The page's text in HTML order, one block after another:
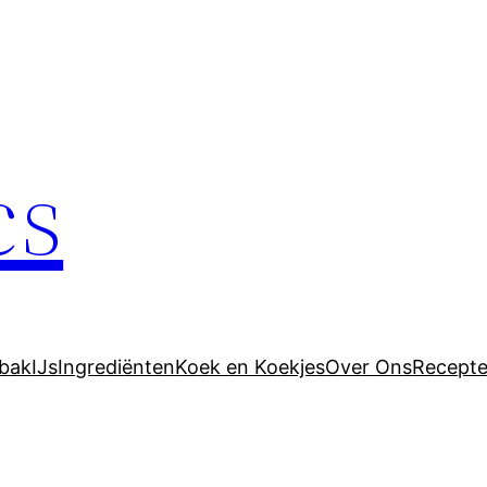
IJsIngrediëntenKoek en KoekjesOver Ons